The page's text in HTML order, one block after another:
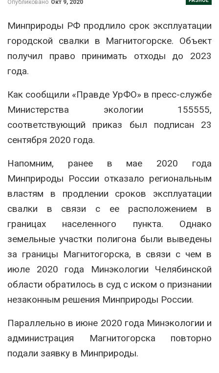
Опубликовано Окт 9, 2020
Минприроды РФ продлило срок эксплуатации
городской свалки в Магнитогорске. Объект
получил право принимать отходы до 2023
года.
Как сообщили «Правде УрФО» в пресс-службе
Министерства экологии 155555,
соответствующий приказ был подписан 23
сентября 2020 года.
Напомним, ранее в мае 2020 года
Минприроды России отказало региональным
властям в продлении сроков эксплуатации
свалки в связи с ее расположением в
границах населенного пункта. Однако
земельные участки полигона были выведены
за границы Магнитогорска, в связи с чем в
июле 2020 года Минэкологии Челябинской
области обратилось в суд с иском о признании
незаконным решения Минприроды России.
Параллельно в июне 2020 года Минэкологии и
администрация Магнитогорска повторно
подали заявку в Минприроды.